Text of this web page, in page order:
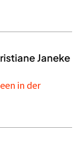
Janeke
in der